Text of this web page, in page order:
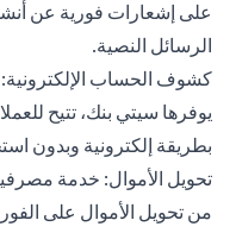
على إشعارات فورية عن
الرسائل النصية.
كشوف الحساب
يوفرها سيتي بنك، تتيح
بطريقة إلكترونية وبدون
تحويل الأموال: خدمة
من تحويل الأموال على